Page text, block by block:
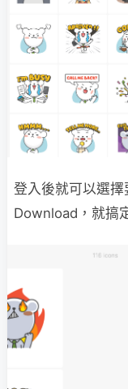
登入後就可以選
Download，就搞